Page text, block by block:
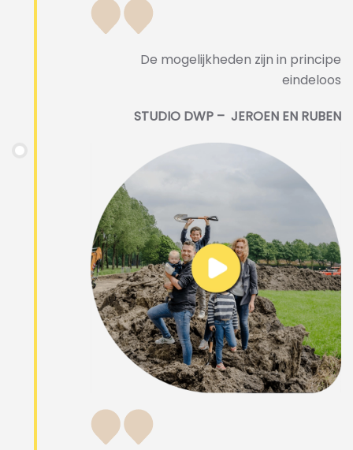
De mogelijkheden zijn in principe
eindeloos
STUDIO DWP – JEROEN EN RUBEN